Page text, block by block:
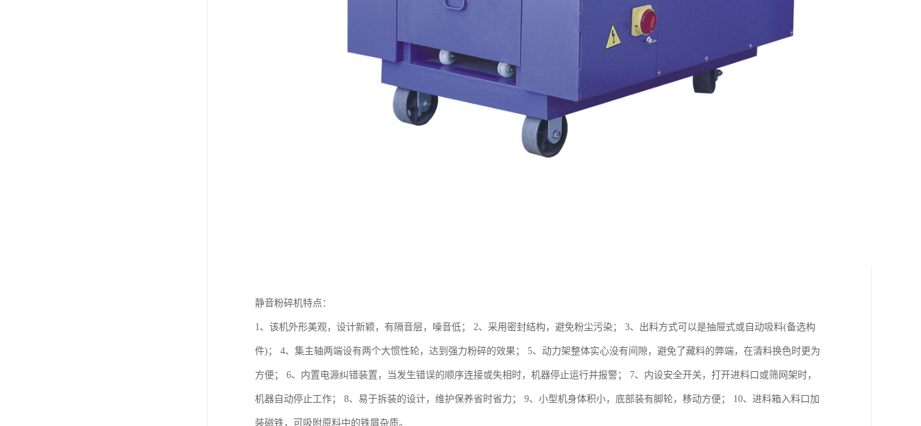
静音粉碎机特点：
1、该机外形美观，设计新颖，有隔音层，噪音低； 2、采用密封结构，避免粉尘污染； 3、出料方式可以是抽屉式或自动吸料(备选构
件)； 4、集主轴两端设有两个大惯性轮，达到强力粉碎的效果； 5、动力架整体实心没有间隙，避免了藏料的弊端，在清料换色时更为
方便； 6、内置电源纠错装置，当发生错误的顺序连接或失相时，机器停止运行并报警； 7、内设安全开关，打开进料口或筛网架时，
机器自动停止工作； 8、易于拆装的设计，维护保养省时省力； 9、小型机身体积小，底部装有脚轮，移动方便； 10、进料箱入料口加
装磁铁，可吸附原料中的铁屑杂质。